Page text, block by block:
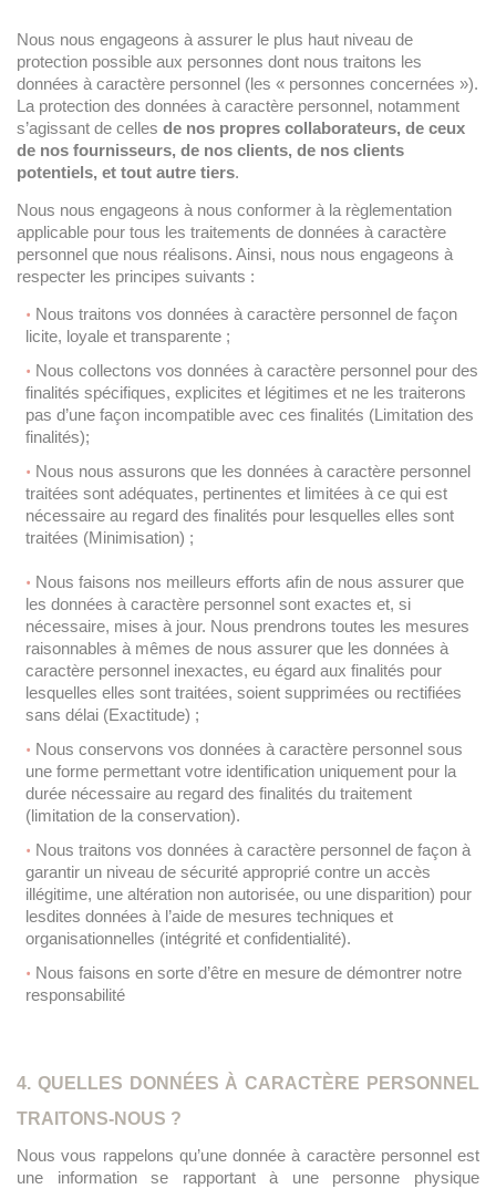
Nous nous engageons à assurer le plus haut niveau de
protection possible aux personnes dont nous traitons les
données à caractère personnel (les « personnes concernées »).
La protection des données à caractère personnel, notamment
s’agissant de celles de nos propres collaborateurs, de ceux
de nos fournisseurs, de nos clients, de nos clients
potentiels, et tout autre tiers.
Nous nous engageons à nous conformer à la règlementation
applicable pour tous les traitements de données à caractère
personnel que nous réalisons. Ainsi, nous nous engageons à
respecter les principes suivants :
Nous traitons vos données à caractère personnel de façon
licite, loyale et transparente ;
Nous collectons vos données à caractère personnel pour des
finalités spécifiques, explicites et légitimes et ne les traiterons
pas d’une façon incompatible avec ces finalités (Limitation des
finalités);
Nous nous assurons que les données à caractère personnel
traitées sont adéquates, pertinentes et limitées à ce qui est
nécessaire au regard des finalités pour lesquelles elles sont
traitées (Minimisation) ;
Nous faisons nos meilleurs efforts afin de nous assurer que
les données à caractère personnel sont exactes et, si
nécessaire, mises à jour. Nous prendrons toutes les mesures
raisonnables à mêmes de nous assurer que les données à
caractère personnel inexactes, eu égard aux finalités pour
lesquelles elles sont traitées, soient supprimées ou rectifiées
sans délai (Exactitude) ;
Nous conservons vos données à caractère personnel sous
une forme permettant votre identification uniquement pour la
durée nécessaire au regard des finalités du traitement
(limitation de la conservation).
Nous traitons vos données à caractère personnel de façon à
garantir un niveau de sécurité approprié contre un accès
illégitime, une altération non autorisée, ou une disparition) pour
lesdites données à l’aide de mesures techniques et
organisationnelles (intégrité et confidentialité).
Nous faisons en sorte d’être en mesure de démontrer notre
responsabilité
4. QUELLES DONNÉES À CARACTÈRE PERSONNEL
TRAITONS-NOUS ?
Nous vous rappelons qu’une donnée à caractère personnel est
une information se rapportant à une personne physique